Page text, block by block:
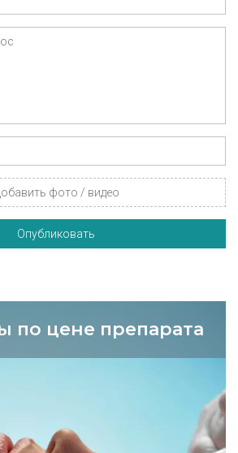
фото / видео
Опубликовать
по цене препарата